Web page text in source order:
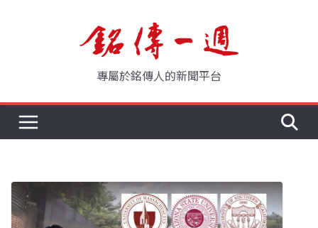
專屬於銘傳人的新聞平台